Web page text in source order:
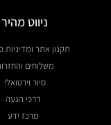
ניווט מהיר
תקנון אתר ומדיניות
משלוחים
סיור וירטואלי
דרכי הגעה
מרכז ידע